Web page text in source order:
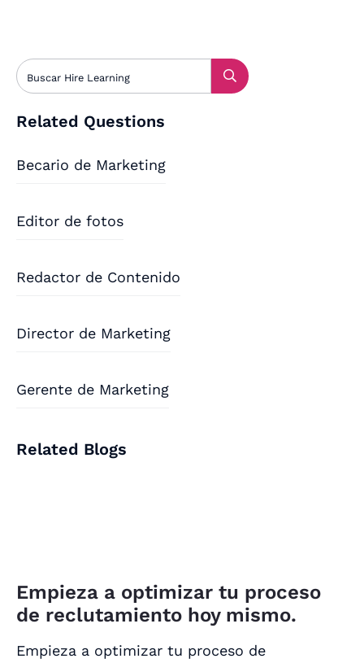
Related Questions
Becario de Marketing
Editor de fotos
Redactor de Contenido
Director de Marketing
Gerente de Marketing
Related Blogs
Empieza a optimizar tu proceso
de reclutamiento hoy mismo.
Empieza a optimizar tu proceso de